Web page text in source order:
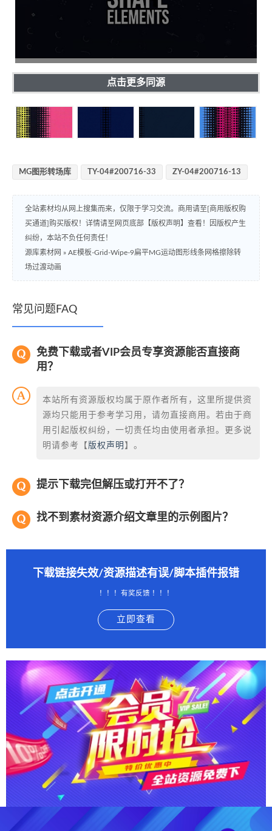
点击更多同源
MG图形转场库 TY-04#200716-33 ZY-04#200716-13
全站素材均从网上搜集而来，仅限于学习交流。商用请至[商用版权购
买通道]购买版权！详情请至网页底部【版权声明】查看！因版权产生
纠纷，本站不负任何责任！
源库素材网 » AE模板-Grid-Wipe-9扁平MG运动图形线条网格擦除转
场过渡动画
常见问题FAQ
免费下载或者VIP会员专享资源能否直接商
用？
本站所有资源版权均属于原作者所有，这里所提供资
源均只能用于参考学习用，请勿直接商用。若由于商
用引起版权纠纷，一切责任均由使用者承担。更多说
明请参考【 版权声明 】。
提示下载完但解压或打开不了？
找不到素材资源介绍文章里的示例图片？
下载链接失效/资源描述有误/脚本插件报错
！！！有奖反馈 ！！！
立即查看